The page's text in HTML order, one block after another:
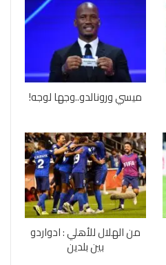
ميسي ورونالدو..وجها لوجه!
من الهلال للأهلي : ادواردو
بين بلدين